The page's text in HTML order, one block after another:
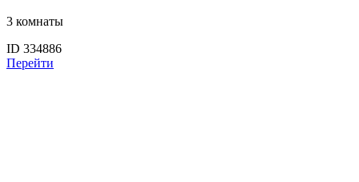
3 комнаты
ID 334886
Перейти